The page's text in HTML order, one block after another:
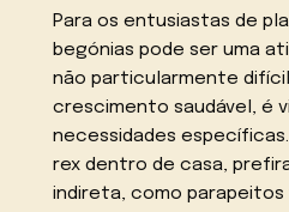
Para os entusiastas de
begónias pode ser uma
não particularmente
crescimento saudável, é
necessidades
rex dentro de casa,
indireta, como parapeitos